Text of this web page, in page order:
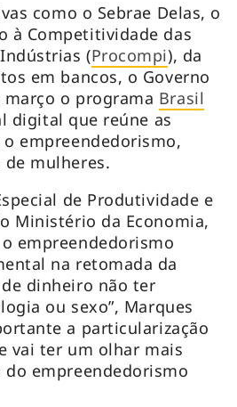
como o Sebrae Delas, o
à Competitividade das
(Procompi), da
em bancos, o Governo
março o programa Brasil
digital que reúne as
empreendedorismo,
mulheres.
de Produtividade e
Ministério da Economia,
empreendedorismo
na retomada da
dinheiro não ter
ou sexo”, Marques
a particularização
vai ter um olhar mais
do empreendedorismo